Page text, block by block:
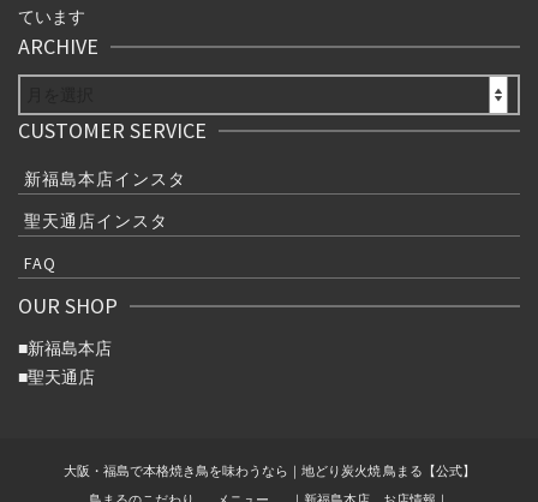
ています
ARCHIVE
CUSTOMER SERVICE
新福島本店インスタ
聖天通店インスタ
FAQ
OUR SHOP
■新福島本店
■聖天通店
大阪・福島で本格焼き鳥を味わうなら｜地どり炭火焼 鳥まる【公式】